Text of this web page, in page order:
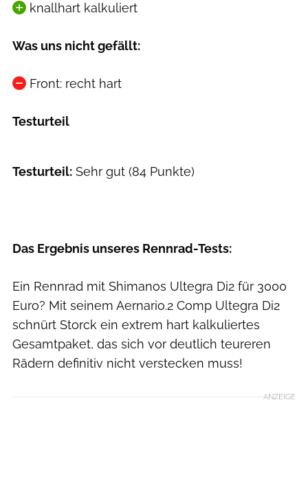
knallhart kalkuliert
Was uns nicht gefällt:
Front: recht hart
Testurteil
Testurteil: Sehr gut (84 Punkte)
Das Ergebnis unseres Rennrad-Tests:
Ein Rennrad mit Shimanos Ultegra Di2 für 3000
Euro? Mit seinem Aernario.2 Comp Ultegra Di2
schnürt Storck ein extrem hart kalkuliertes
Gesamtpaket, das sich vor deutlich teureren
Rädern definitiv nicht verstecken muss!
ANZEIGE